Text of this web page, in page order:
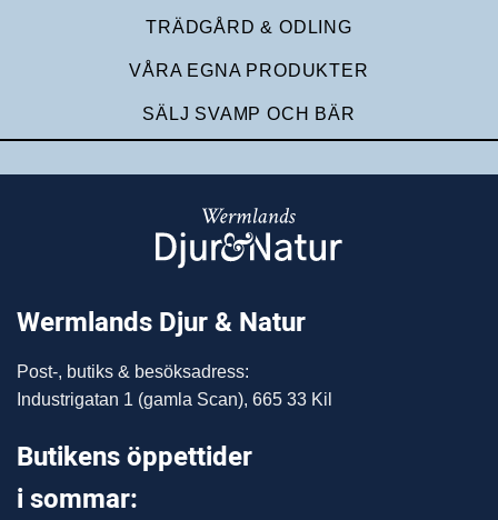
TRÄDGÅRD & ODLING
VÅRA EGNA PRODUKTER
SÄLJ SVAMP OCH BÄR
Wermlands Djur & Natur
Post-, butiks & besöksadress:
Industrigatan 1 (gamla Scan), 665 33 Kil
Butikens öppettider
i sommar: